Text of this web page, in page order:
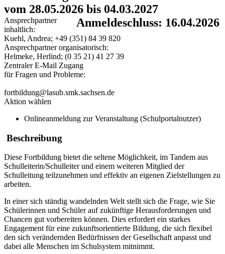
vom 28.05.2026 bis 04.03.2027
Anmeldeschluss: 16.04.2026
Ansprechpartner
inhaltlich:
Kuehl, Andrea; +49 (351) 84 39 820
Ansprechpartner organisatorisch:
Helmeke, Herlind; (0 35 21) 41 27 39
Zentraler E-Mail Zugang
für Fragen und Probleme:
fortbildung@lasub.smk.sachsen.de
Aktion wählen
Onlineanmeldung zur Veranstaltung (Schulportalnutzer)
Beschreibung
Diese Fortbildung bietet die seltene Möglichkeit, im Tandem aus
Schulleiterin/Schulleiter und einem weiteren Mitglied der
Schulleitung teilzunehmen und effektiv an eigenen Zielstellungen zu
arbeiten.
In einer sich ständig wandelnden Welt stellt sich die Frage, wie Sie
Schülerinnen und Schüler auf zukünftige Herausforderungen und
Chancen gut vorbereiten können. Dies erfordert ein starkes
Engagement für eine zukunftsorientierte Bildung, die sich flexibel
den sich verändernden Bedürfnissen der Gesellschaft anpasst und
dabei alle Menschen im Schulsystem mitnimmt.